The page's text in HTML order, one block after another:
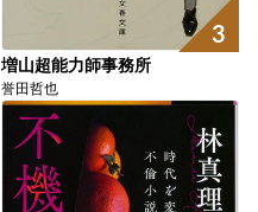
3
増山超能力師事務所
誉田哲也